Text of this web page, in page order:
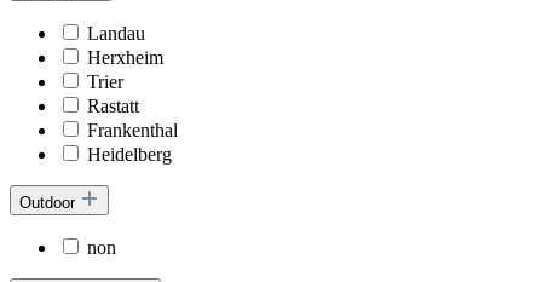
Landau
Herxheim
Trier
Rastatt
Frankenthal
Heidelberg
Outdoor
non